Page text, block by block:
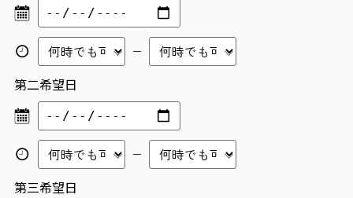
第二希望日
第三希望日